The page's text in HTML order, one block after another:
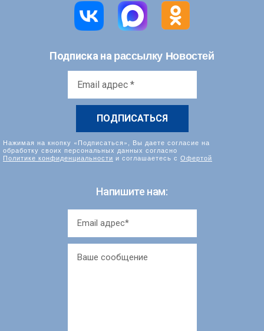
Подписка нарассылку Новостей
Нажимая на кнопку «Подписаться», Вы даете согласие на
обработку своих персональных данных согласно
Политике конфиденциальности и соглашаетесь с Офертой
Напишите нам: